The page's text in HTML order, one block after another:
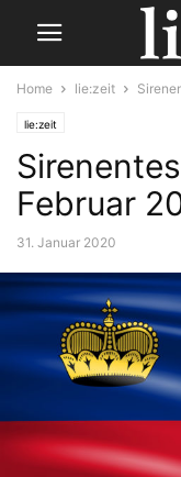
Home lie:zeit
lie:zeit
Februar
31. Januar 2020